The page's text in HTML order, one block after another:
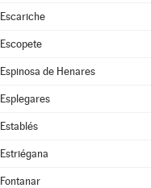
Escariche
Escopete
Espinosa de Henares
Esplegares
Establés
Estriégana
Fontanar